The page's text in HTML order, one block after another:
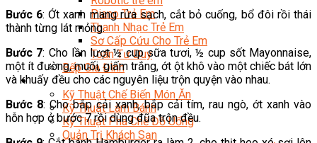
Piano Trẻ Em
Thanh Nhạc Trẻ Em
Sơ Cấp Cứu Cho Trẻ Em
Toán Tư Duy
Bếp Gia Đình
Trung Cấp CET
Kỹ Thuật Chế Biến Món Ăn
Kỹ Thuật Làm Bánh
Kỹ Thuật Pha Chế Đồ Uống
Quản Trị Khách Sạn
Bước 6: Ớt xanh mang rửa sạch, cắt bỏ cuống, bổ đôi rồi thái
thành từng lát mỏng.
Bước 7: Cho lần lượt ½ cup sữa tươi, ½ cup sốt Mayonnaise,
một ít đường, muối, giấm trắng, ớt ột khô vào một chiếc bát lớn
và khuấy đều cho các nguyên liệu trộn quyện vào nhau.
Bước 8: Cho bắp cải xanh, bắp cải tím, rau ngò, ớt xanh vào
hỗn hợp ở bước 7 rồi dùng đũa trộn đều.